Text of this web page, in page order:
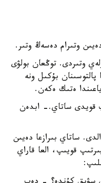
وتىرام دەسەڭ وتىر.
وتىردى. توڭعان بولۋى
بۇكىل ونە
ەتىك ەكەن.
قويدى ساتاي.- ابدەن
ساتاي بىرازعا دەيىن
قويىپ، العا قاراي